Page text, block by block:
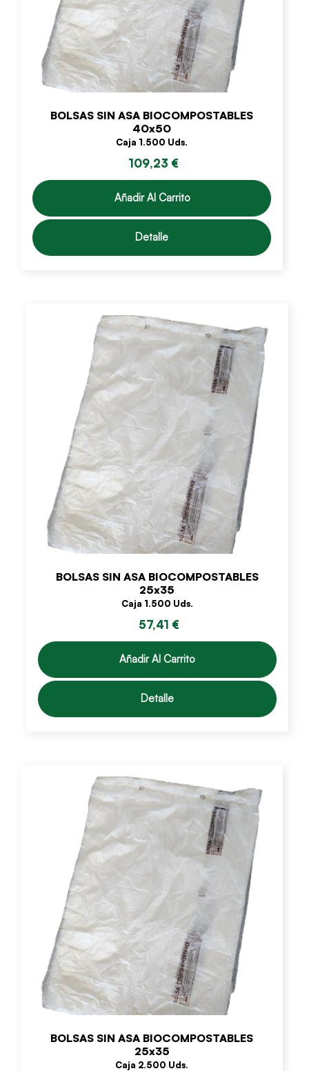
BOLSAS SIN ASA BIOCOMPOSTABLES
40x50
Caja 1.500 Uds.
109,23 €
Añadir Al Carrito
Detalle
BOLSAS SIN ASA BIOCOMPOSTABLES
25x35
Caja 1.500 Uds.
57,41 €
Añadir Al Carrito
Detalle
BOLSAS SIN ASA BIOCOMPOSTABLES
25x35
Caja 2.500 Uds.